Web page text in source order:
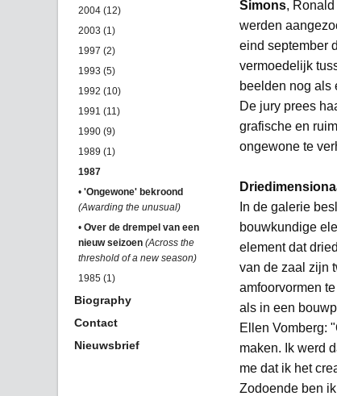
2004 (12)
2003 (1)
1997 (2)
1993 (5)
1992 (10)
1991 (11)
1990 (9)
1989 (1)
1987
• 'Ongewone' bekroond
(Awarding the unusual)
• Over de drempel van een
nieuw seizoen (Across the
threshold of a new season)
1985 (1)
Biography
Contact
Nieuwsbrief
Simons,
werden
eind september
vermoedelijk
beelden nog als
De jury prees
grafische en
ongewone te
In de galerie
bouwkundige
element dat
van de zaal zijn
amfoorvormen
als in een
Ellen Vomberg:
maken. Ik werd
me dat ik het
Zodoende ben